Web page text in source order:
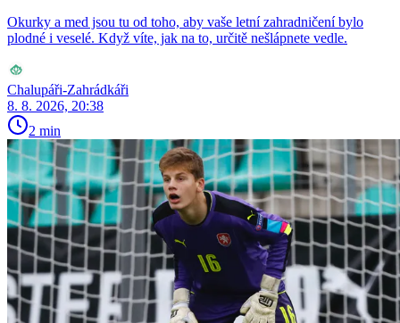
Okurky a med jsou tu od toho, aby vaše letní zahradničení bylo
plodné i veselé. Když víte, jak na to, určitě nešlápnete vedle.
Chalupáři-Zahrádkáři
8. 8. 2026, 20:38
2 min